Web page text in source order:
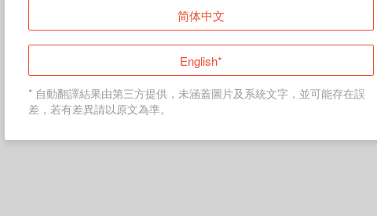
返回首頁
简体中文
English*
* 自動翻譯結果由第三方提供，未涵蓋圖片及系統文字，並可能存在誤
差，若有差異請以原文為準。